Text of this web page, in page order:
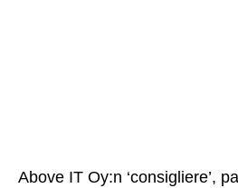
Above IT Oy:n ‘consigliere’,